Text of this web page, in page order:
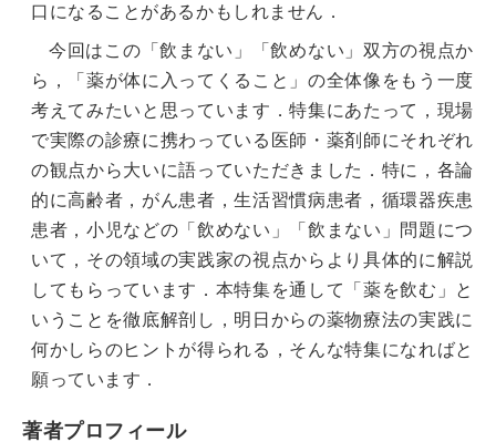
口になることがあるかもしれません．
今回はこの「飲まない」「飲めない」双方の視点か
ら，「薬が体に入ってくること」の全体像をもう一度
考えてみたいと思っています．特集にあたって，現場
で実際の診療に携わっている医師・薬剤師にそれぞれ
の観点から大いに語っていただきました．特に，各論
的に高齢者，がん患者，生活習慣病患者，循環器疾患
患者，小児などの「飲めない」「飲まない」問題につ
いて，その領域の実践家の視点からより具体的に解説
してもらっています．本特集を通して「薬を飲む」と
いうことを徹底解剖し，明日からの薬物療法の実践に
何かしらのヒントが得られる，そんな特集になればと
願っています．
著者プロフィール